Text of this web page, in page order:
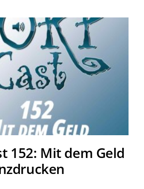
152: Mit dem Geld
Lizenzdrucken
152: Mit dem Geld